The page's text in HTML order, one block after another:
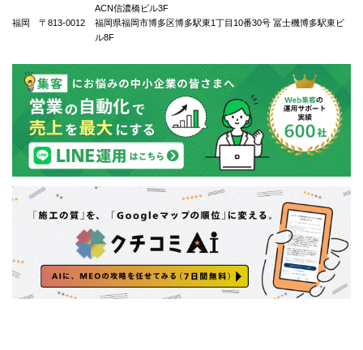
ACN信濃橋ビル3F
福岡 〒813-0012
福岡県福岡市博多区博多駅東1丁⽬10番30号 冨士機博多駅東ビ
ル8F